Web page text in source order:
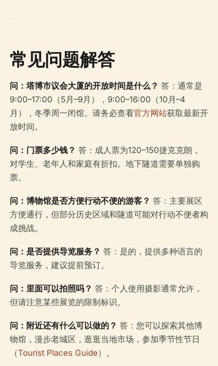
常见问题解答
问：塔博市议会大厦的开放时间是什么？ 答：通常是
9:00–17:00（5月–9月），9:00–16:00（10月–4
月），冬季周一闭馆。请务必查看官方网站获取最新开
放时间。
问：门票多少钱？ 答：成人票为120–150捷克克朗，
对学生、老年人和家庭有折扣。地下隧道需要单独购
票。
问：博物馆是否方便行动不便的游客？ 答：主要展区
方便通行，但部分历史区域和隧道可能对行动不便者构
成挑战。
问：是否提供导览服务？ 答：是的，提供多种语言的
导览服务，建议提前预订。
问：里面可以拍照吗？ 答：个人使用摄影通常允许，
但请注意某些展览的限制标识。
问：附近还有什么可以做的？ 答：您可以探索其他博
物馆，漫步老城区，逛逛当地市场，参加季节性节日
（Tourist Places Guide）。